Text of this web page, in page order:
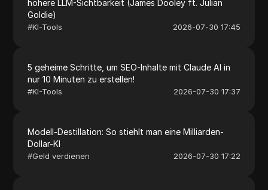
höhere LLM-Sichtbarkeit (James Dooley ft. Julian
Goldie)
#KI-Tools 2026-07-30 17:45
5 geheime Schritte, um SEO-Inhalte mit Claude AI in
nur 10 Minuten zu erstellen!
#KI-Tools 2026-07-30 17:37
Modell-Destillation: So stiehlt man eine Milliarden-
Dollar-KI
#Geld verdienen 2026-07-30 17:22